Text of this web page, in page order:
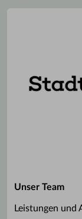
Unser Team
Leistungen